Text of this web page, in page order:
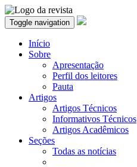
Toggle navigation
Início
Sobre
Apresentação
Perfil dos leitores
Pauta
Artigos
Artigos Técnicos
Informativos Técnicos
Artigos Acadêmicos
Seções
Todas as notícias